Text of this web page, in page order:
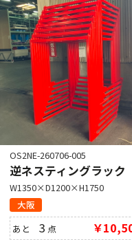
OS2NE-260706-005
逆ネスティングラック
W1350×D1200×H1750
大阪
あと3 点 ￥